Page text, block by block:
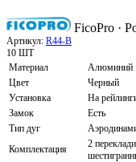
FicoPro ·
Артикул: R44-B
10 ШТ
Материал
Алюминий
Цвет
Черный
Установка
На
Замок
Есть
Тип дуг
Комплектация
2